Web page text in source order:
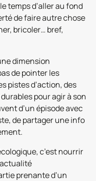
temps d’aller au fond
de faire autre chose
bricoler… bref,
dimension
de pointer les
pistes d’action, des
pour agir à son
d’un épisode avec
de partager une info
c’est nourrir
prenante d’un